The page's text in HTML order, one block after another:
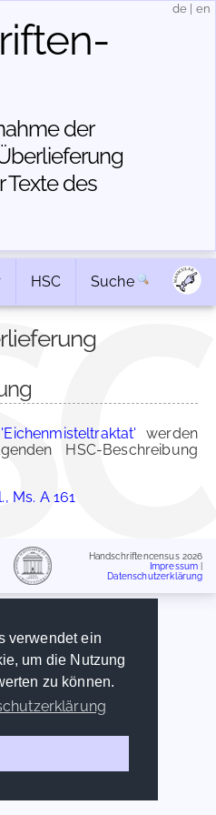
verwendet ein
um die Nutzung
zu können.
der
Texte des
de en
HSC Suche
'Eichenmisteltraktat' werden
HSC-Beschreibung
Ms. A 161
Handschriftencensus 2026
Impressum
Datenschutzerklärung